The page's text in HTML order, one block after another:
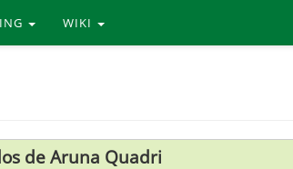
WIKI
de Aruna Quadri